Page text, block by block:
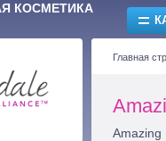
КОСМЕТИКА
Главная
Amazing